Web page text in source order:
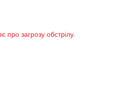
про загрозу обстрілу